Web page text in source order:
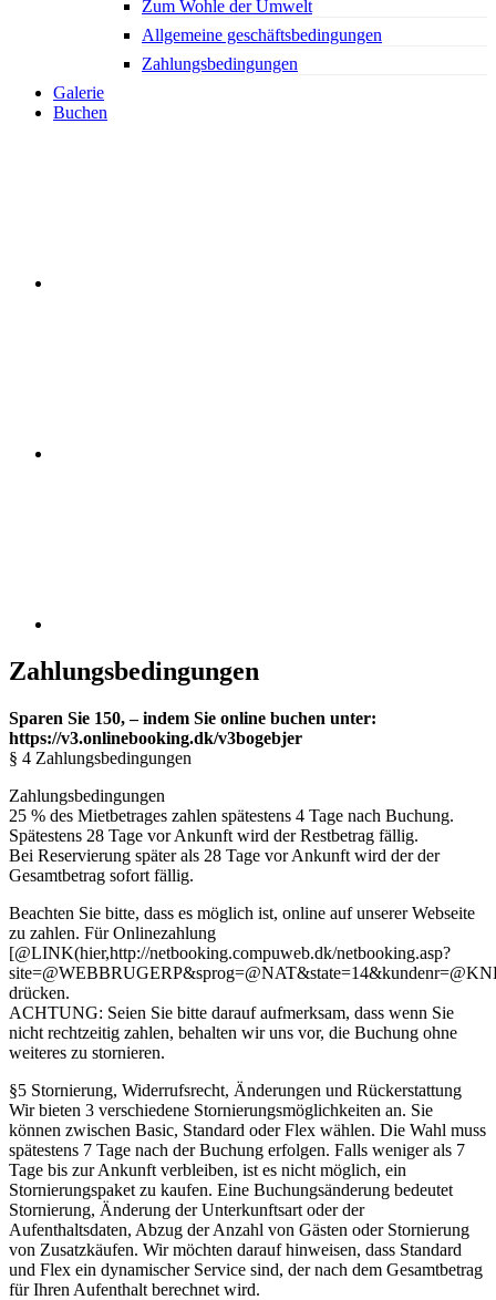
Zum Wohle der Umwelt
Allgemeine geschäftsbedingungen
Zahlungsbedingungen
Galerie
Buchen
Zahlungsbedingungen
Sparen Sie 150, – indem Sie online buchen unter:
https://v3.onlinebooking.dk/v3bogebjer
§ 4 Zahlungsbedingungen
Zahlungsbedingungen
25 % des Mietbetrages zahlen spätestens 4 Tage nach Buchung.
Spätestens 28 Tage vor Ankunft wird der Restbetrag fällig.
Bei Reservierung später als 28 Tage vor Ankunft wird der der
Gesamtbetrag sofort fällig.
Beachten Sie bitte, dass es möglich ist, online auf unserer Webseite
zu zahlen. Für Onlinezahlung
[@LINK(hier,http://netbooking.compuweb.dk/netbooking.asp?
drücken.
ACHTUNG: Seien Sie bitte darauf aufmerksam, dass wenn Sie
nicht rechtzeitig zahlen, behalten wir uns vor, die Buchung ohne
weiteres zu stornieren.
§5 Stornierung, Widerrufsrecht, Änderungen und Rückerstattung
Wir bieten 3 verschiedene Stornierungsmöglichkeiten an. Sie
können zwischen Basic, Standard oder Flex wählen. Die Wahl muss
spätestens 7 Tage nach der Buchung erfolgen. Falls weniger als 7
Tage bis zur Ankunft verbleiben, ist es nicht möglich, ein
Stornierungspaket zu kaufen. Eine Buchungsänderung bedeutet
Stornierung, Änderung der Unterkunftsart oder der
Aufenthaltsdaten, Abzug der Anzahl von Gästen oder Stornierung
von Zusatzkäufen. Wir möchten darauf hinweisen, dass Standard
und Flex ein dynamischer Service sind, der nach dem Gesamtbetrag
für Ihren Aufenthalt berechnet wird.